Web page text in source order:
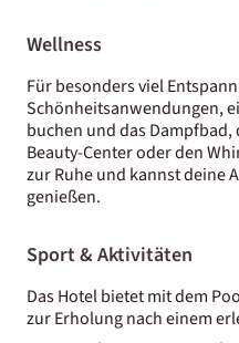
Wellness
Für besonders viel
Schönheitsanwendungen,
buchen und das
Beauty-Center oder den
zur Ruhe und kannst deine
genießen.
Sport & Aktivitäten
Das Hotel bietet mit dem
zur Erholung nach einem